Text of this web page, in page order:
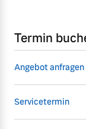
Termin
Angebot anfragen
Servicetermin